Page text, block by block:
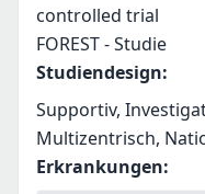
controlled trial
FOREST - Studie
Studiendesign:
Supportiv,
Multizentrisch,
Erkrankungen: